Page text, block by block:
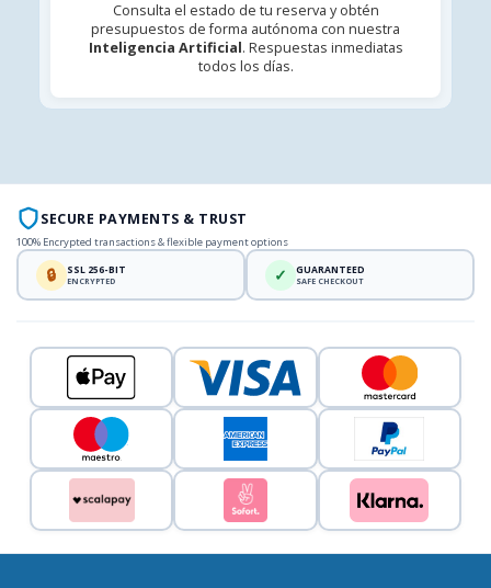
Consulta el estado de tu reserva y obtén
presupuestos de forma autónoma con nuestra
Inteligencia Artificial. Respuestas inmediatas
todos los días.
SECURE PAYMENTS & TRUST
100% Encrypted transactions & flexible payment options
🔒 SSL 256-BIT
ENCRYPTED ✓ GUARANTEED
SAFE CHECKOUT